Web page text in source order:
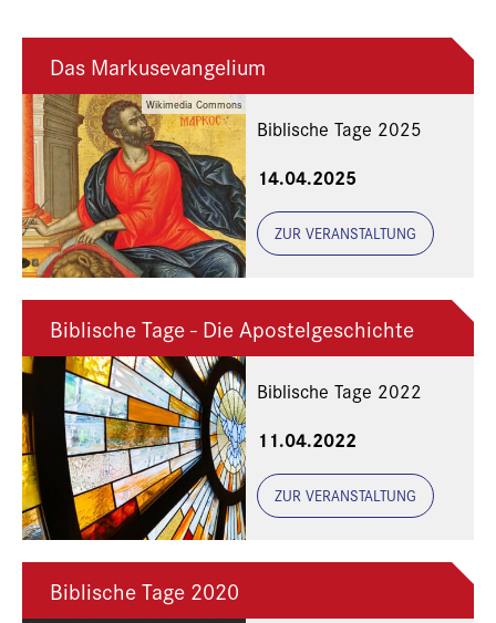
Wikimedia Commons
Das Markusevangelium
Biblische Tage 2025
14.04.2025
ZUR VERANSTALTUNG
Biblische Tage - Die Apostelgeschichte
Biblische Tage 2022
11.04.2022
ZUR VERANSTALTUNG
Biblische Tage 2020